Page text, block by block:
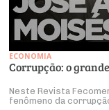
ECONOMIA
Corrupção: o
Neste Revista
fenômeno da